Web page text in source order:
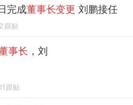
完成董事长变更 刘鹏接任
跟贴
事长 ，刘
跟贴